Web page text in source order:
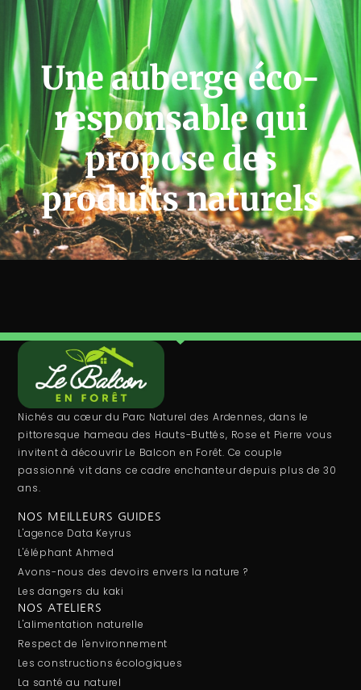
Une auberge éco-
responsable qui
propose des
produits naturels
Nichés au cœur du Parc Naturel des Ardennes, dans le
pittoresque hameau des Hauts-Buttés, Rose et Pierre vous
invitent à découvrir Le Balcon en Forêt. Ce couple
passionné vit dans ce cadre enchanteur depuis plus de 30
ans.
NOS MEILLEURS GUIDES
L'agence Data Keyrus
L'éléphant Ahmed
Avons-nous des devoirs envers la nature ?
Les dangers du kaki
NOS ATELIERS
L'alimentation naturelle
Respect de l'environnement
Les constructions écologiques
La santé au naturel